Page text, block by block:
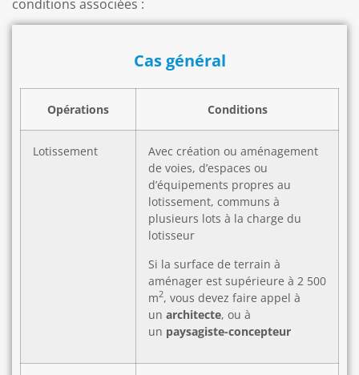
conditions associées :
Cas général
Opérations Conditions
Lotissement
Avec création ou aménagement
de voies, d’espaces ou
d’équipements propres au
lotissement, communs à
plusieurs lots à la charge du
lotisseur
Si la surface de terrain à
aménager est supérieure à 2 500
m2, vous devez faire appel à
un architecte, ou à
un paysagiste-concepteur